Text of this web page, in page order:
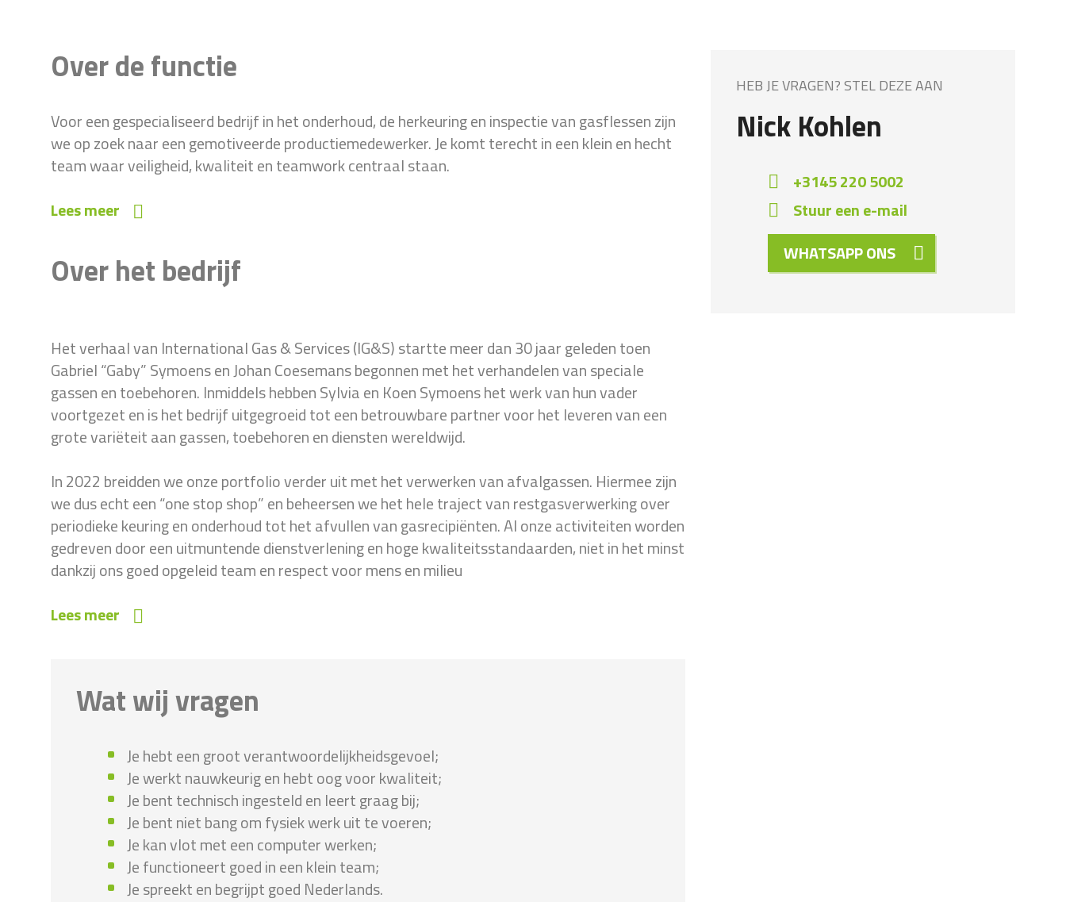
Over de functie
Voor een gespecialiseerd bedrijf in het onderhoud, de herkeuring en inspectie van gasflessen zijn
we op zoek naar een gemotiveerde productiemedewerker. Je komt terecht in een klein en hecht
team waar veiligheid, kwaliteit en teamwork centraal staan.
Lees meer
Over het bedrijf
Het verhaal van International Gas & Services (IG&S) startte meer dan 30 jaar geleden toen
Gabriel “Gaby” Symoens en Johan Coesemans begonnen met het verhandelen van speciale
gassen en toebehoren. Inmiddels hebben Sylvia en Koen Symoens het werk van hun vader
voortgezet en is het bedrijf uitgegroeid tot een betrouwbare partner voor het leveren van een
grote variëteit aan gassen, toebehoren en diensten wereldwijd.
In 2022 breidden we onze portfolio verder uit met het verwerken van afvalgassen. Hiermee zijn
we dus echt een “one stop shop” en beheersen we het hele traject van restgasverwerking over
periodieke keuring en onderhoud tot het afvullen van gasrecipiënten. Al onze activiteiten worden
gedreven door een uitmuntende dienstverlening en hoge kwaliteitsstandaarden, niet in het minst
dankzij ons goed opgeleid team en respect voor mens en milieu
Lees meer
Wat wij vragen
Je hebt een groot verantwoordelijkheidsgevoel;
Je werkt nauwkeurig en hebt oog voor kwaliteit;
Je bent technisch ingesteld en leert graag bij;
Je bent niet bang om fysiek werk uit te voeren;
Je kan vlot met een computer werken;
Je functioneert goed in een klein team;
Je spreekt en begrijpt goed Nederlands.
HEB JE VRAGEN? STEL DEZE AAN
Nick Kohlen
+3145 220 5002
Stuur een e-mail
WHATSAPP ONS